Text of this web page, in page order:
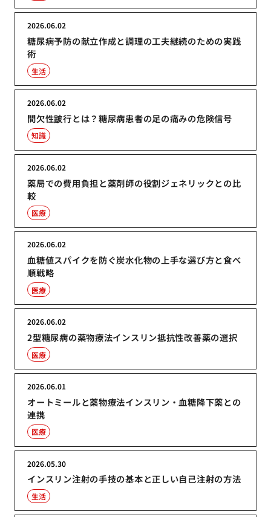
糖尿病予防の献立作成と調理の工夫継続のための実践
術
2026.06.02
生活
間欠性跛行とは？糖尿病患者の足の痛みの危険信号
2026.06.02
知識
薬局での費用負担と薬剤師の役割ジェネリックとの比
較
2026.06.02
医療
血糖値スパイクを防ぐ炭水化物の上手な選び方と食べ
順戦略
2026.06.02
医療
2型糖尿病の薬物療法インスリン抵抗性改善薬の選択
2026.06.02
医療
オートミールと薬物療法インスリン・血糖降下薬との
連携
2026.06.01
医療
インスリン注射の手技の基本と正しい自己注射の方法
2026.05.30
生活